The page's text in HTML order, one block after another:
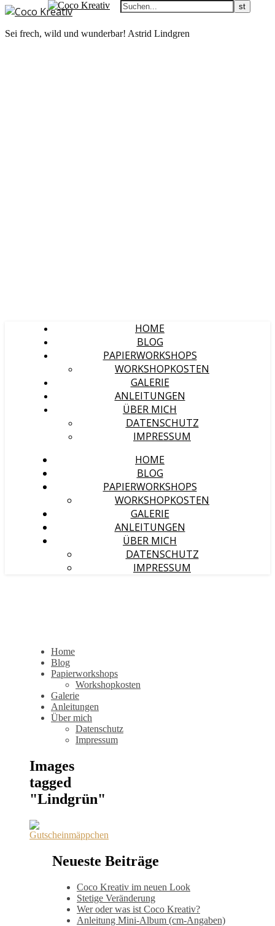
Sei frech, wild und wunderbar! Astrid Lindgren
HOME
BLOG
PAPIERWORKSHOPS
WORKSHOPKOSTEN
GALERIE
ANLEITUNGEN
ÜBER MICH
DATENSCHUTZ
IMPRESSUM
HOME
BLOG
PAPIERWORKSHOPS
WORKSHOPKOSTEN
GALERIE
ANLEITUNGEN
ÜBER MICH
DATENSCHUTZ
IMPRESSUM
Home
Blog
Papierworkshops
Workshopkosten
Galerie
Anleitungen
Über mich
Datenschutz
Impressum
Images
tagged
"Lindgrün"
Neueste Beiträge
Coco Kreativ im neuen Look
Stetige Veränderung
Wer oder was ist Coco Kreativ?
Anleitung Mini-Album (cm-Angaben)